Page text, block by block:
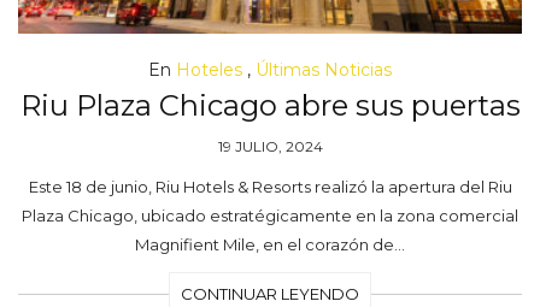
En Hoteles , Últimas Noticias
Riu Plaza Chicago abre sus puertas
19 JULIO, 2024
Este 18 de junio, Riu Hotels & Resorts realizó la apertura del Riu
Plaza Chicago, ubicado estratégicamente en la zona comercial
Magnifient Mile, en el corazón de…
CONTINUAR LEYENDO